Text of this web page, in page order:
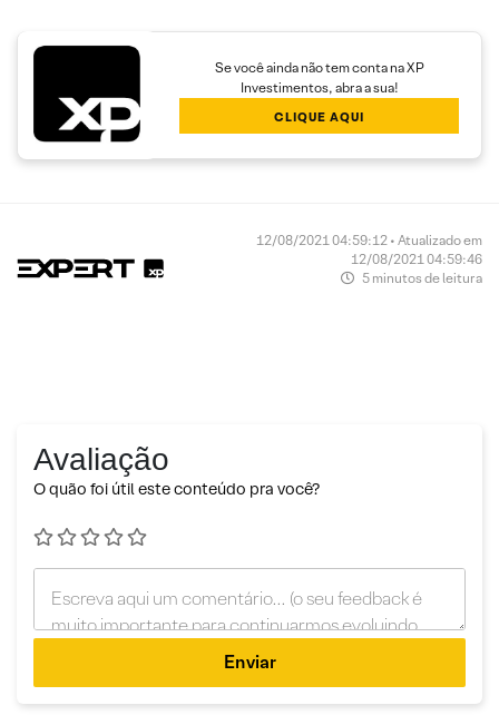
Se você ainda não tem conta na XP
Investimentos, abra a sua!
CLIQUE AQUI
12/08/2021 04:59:12 • Atualizado em
12/08/2021 04:59:46
5 minutos de leitura
Avaliação
O quão foi útil este conteúdo pra você?
Enviar